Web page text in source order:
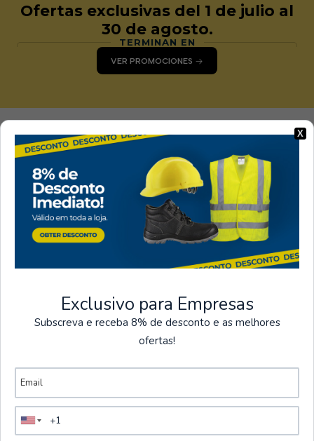
Ofertas exclusivas del 1 de julio al
30 de agosto.
TERMINAN EN
VER PROMOCIONES
Entrega en 24 a 48
horas.
encomendas superiores
a 80 € + IVA, exceto
ilhas.
Pagos seguros
tienda son seguros.
X
Exclusivo para Empresas
Subscreva e receba 8% de desconto e as melhores
ofertas!